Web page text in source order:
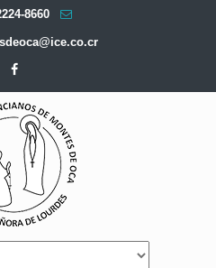
8660